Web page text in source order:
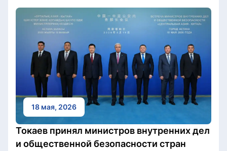
18 мая, 2026
Токаев принял министров внутренних дел
и общественной безопасности стран